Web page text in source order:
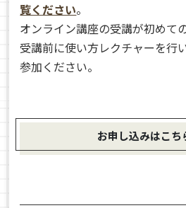
覧ください。
オンライン講座の受講が初めて
受講前に使い方レクチャーを行
参加ください。
お申し込みはこち